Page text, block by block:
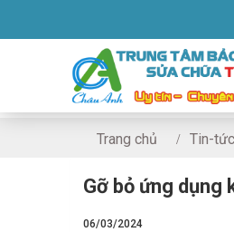
Trang chủ Tin-tức
Gỡ bỏ ứng
06/03/2024